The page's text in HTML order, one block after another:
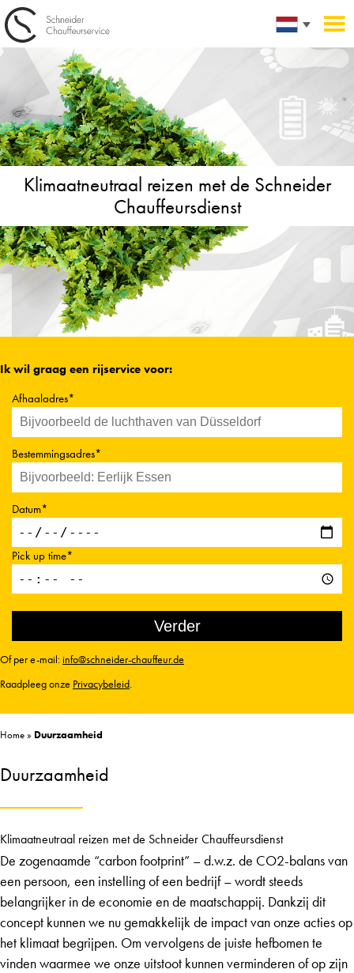
Klimaatneutraal reizen met de Schneider
Chauffeursdienst
Ik wil graag een rijservice voor:
Afhaaladres*
Bestemmingsadres*
Datum*
Pick up time*
Of per e-mail:info@schneider-chauffeur.de
Raadpleeg onze Privacybeleid.
Home» Duurzaamheid
Duurzaamheid
Klimaatneutraal reizen met de Schneider Chauffeursdienst
De zogenaamde “carbon footprint” – d.w.z. de CO2-balans van
een persoon, een instelling of een bedrijf – wordt steeds
belangrijker in de economie en de maatschappij. Dankzij dit
concept kunnen we nu gemakkelijk de impact van onze acties op
het klimaat begrijpen. Om vervolgens de juiste hefbomen te
vinden waarmee we onze uitstoot kunnen verminderen of op zijn